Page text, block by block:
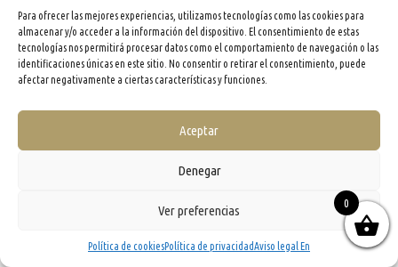
Para ofrecer las mejores experiencias, utilizamos tecnologías como las cookies para
almacenar y/o acceder a la información del dispositivo. El consentimiento de estas
tecnologías nos permitirá procesar datos como el comportamiento de navegación o las
identificaciones únicas en este sitio. No consentir o retirar el consentimiento, puede
afectar negativamente a ciertas características y funciones.
Aceptar
Denegar
Ver preferencias
Política de cookiesPolítica de privacidadAviso legal En
0